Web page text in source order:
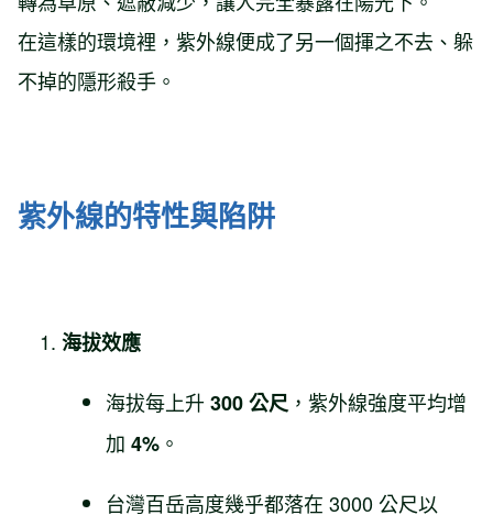
在這樣的環境裡，紫外線便成了另一個揮之不去、躲
不掉的隱形殺手。
紫外線的特性與陷阱
海拔效應
海拔每上升300 公尺 ，紫外線強度平均增
加 4% 。
台灣百岳高度幾乎都落在 3000 公尺以